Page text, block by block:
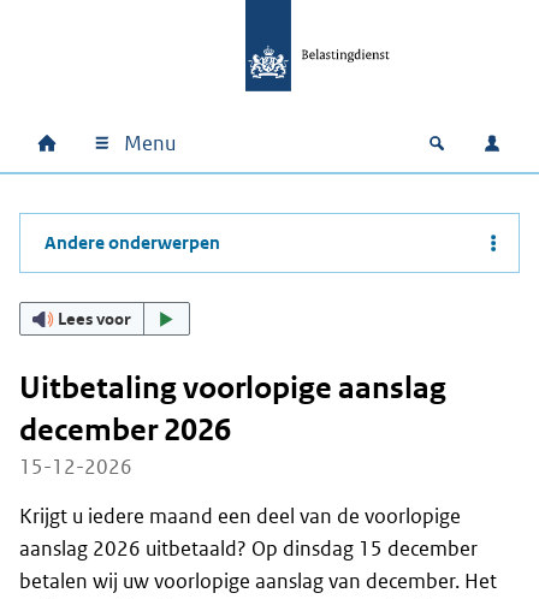
Hoofdnavigatie
Home Menu Open
Andere onderwerpen
Lees voor
Uitbetaling voorlopige aanslag
december 2026
15-12-2026
Krijgt u iedere maand een deel van de voorlopige
aanslag 2026 uitbetaald? Op dinsdag 15 december
betalen wij uw voorlopige aanslag van december. Het